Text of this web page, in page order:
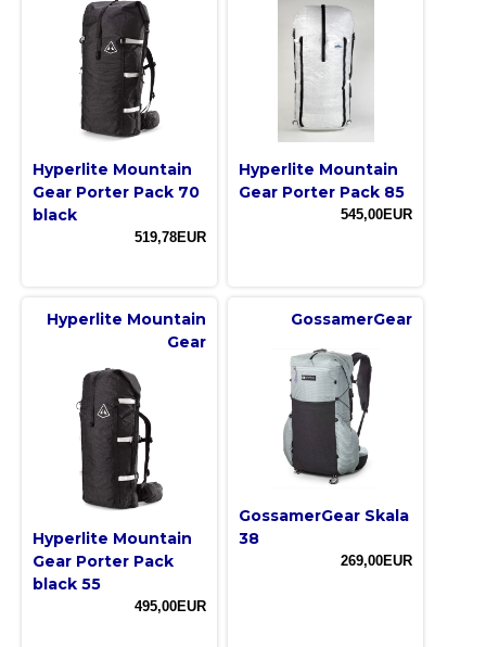
Hyperlite Mountain
Gear Porter Pack 70
black
519,78EUR
Hyperlite Mountain
Gear Porter Pack 85
545,00EUR
Hyperlite Mountain
Gear
Hyperlite Mountain
Gear Porter Pack
black 55
495,00EUR
GossamerGear
GossamerGear Skala
38
269,00EUR